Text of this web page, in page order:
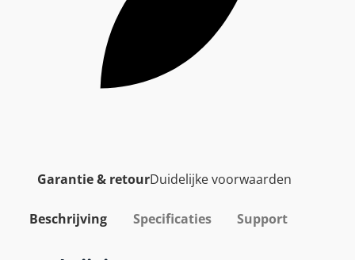
Garantie & retourDuidelijke voorwaarden
Beschrijving Specificaties Support